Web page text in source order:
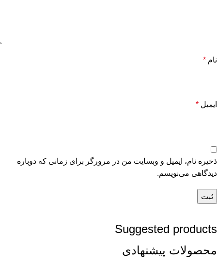
نام *
ایمیل *
ذخیره نام، ایمیل و وبسایت من در مرورگر برای زمانی که دوباره
دیدگاهی می‌نویسم.
Suggested products
محصولات پیشنهادی